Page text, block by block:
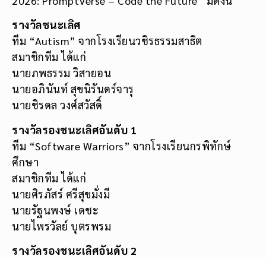
รางวัลชนะเลิศ
ทีม “Autism” จากโรงเรียนวชิรธรรมสาธิต
สมาชิกทีม ได้แก่
นายภพธรรม วิสายอน
นายอภินันท์ สุขนิรันดร์จารุ
นายชิรดล วงศ์สวัสดิ์
รางวัลรองชนะเลิศอันดับ 1
ทีม “Software Warriors” จากโรงเรียนกรพิทักษ์
ศึกษา
สมาชิกทีม ได้แก่
นายศิรภัสร์ ศรีสุขมั่งมี
นายรัฐนพงษ์ เดชะ
นายไพรวัลย์ บุตรพรม
รางวัลรองชนะเลิศอันดับ 2